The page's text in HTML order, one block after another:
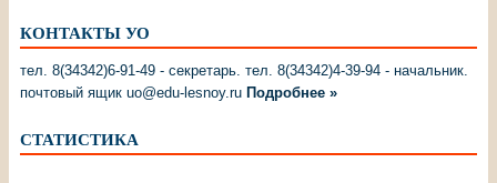
КОНТАКТЫ УО
тел. 8(34342)6-91-49 - секретарь. тел. 8(34342)4-39-94 - начальник.
почтовый ящик uo@edu-lesnoy.ru Подробнее »
СТАТИСТИКА